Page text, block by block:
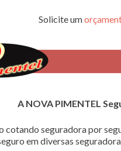
Solicite um
A NOVA PIMENTEL
cotando seguradora por
em diversas